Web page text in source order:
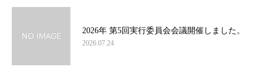
2026年 第5回実行委員会会議開催しました。
2026.07.24